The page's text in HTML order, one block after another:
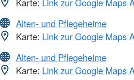
Karte: Link zur Google Maps
Alten- und Pflegeheime
Karte: Link zur Google Maps
Alten- und Pflegeheime
Karte: Link zur Google Maps